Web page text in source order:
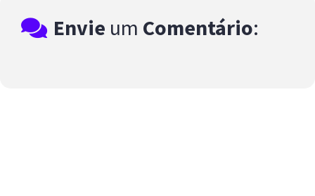
Envie um Comentário: